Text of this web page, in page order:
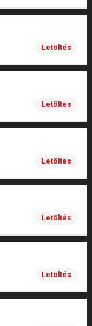
Letöltés
Letöltés
Letöltés
Letöltés
Letöltés